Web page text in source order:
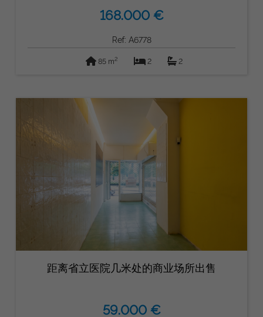
168.000 €
Ref: A6778
85 m2 2 2
距离省立医院几米处的商业场所出售
59.000 €